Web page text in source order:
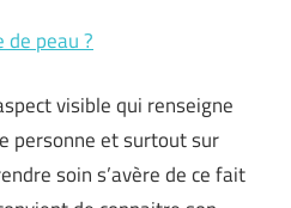
de peau ?
visible qui renseigne
personne et surtout sur
soin s’avère de ce fait